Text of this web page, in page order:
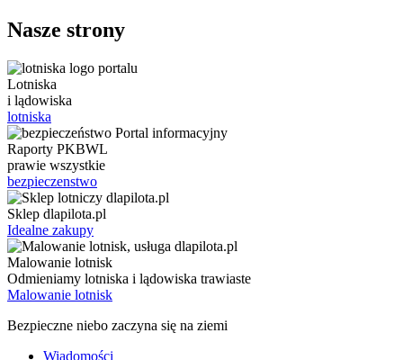
Nasze strony
Lotniska
i lądowiska
lotniska
Raporty PKBWL
prawie wszystkie
bezpieczenstwo
Sklep dlapilota.pl
Idealne zakupy
Malowanie lotnisk
Odmieniamy lotniska i lądowiska trawiaste
Malowanie lotnisk
Bezpieczne niebo zaczyna się na ziemi
Wiadomości